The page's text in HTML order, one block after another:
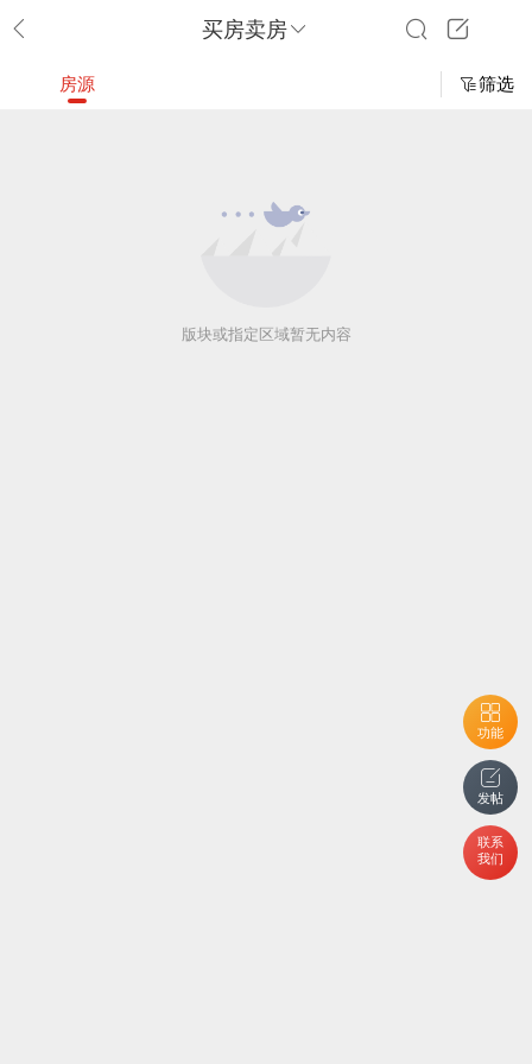
买房卖房
功能
发帖
联系
我们
房源 筛选
版块或指定区域暂无内容